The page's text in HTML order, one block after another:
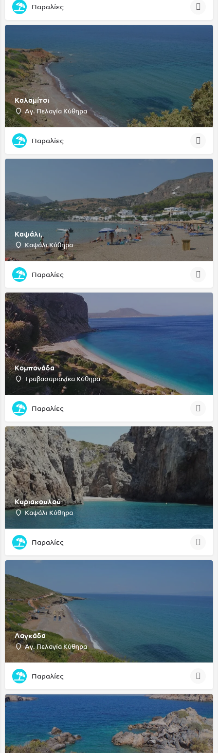
Παραλίες
Καλαμίτσι
Αγ. Πελαγία Κύθηρα
Παραλίες
Καψάλι,
Καψάλι Κύθηρα
Παραλίες
Κομπονάδα
Τραβασαριανίκα Κύθηρα
Παραλίες
Κυριακουλού
Καψάλι Κύθηρα
Παραλίες
Λαγκάδα
Αγ. Πελαγία Κύθηρα
Παραλίες